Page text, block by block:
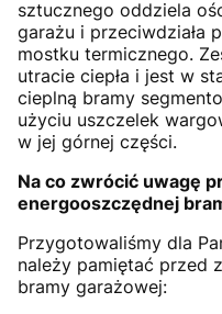
sztucznego oddziela
garażu i przeciwdziała
mostku termicznego.
utracie ciepła i jest w
cieplną bramy
użyciu uszczelek
w jej górnej części.
Na co zwrócić uwagę
energooszczędnej
Przygotowaliśmy dla
należy pamiętać przed
bramy garażowej: